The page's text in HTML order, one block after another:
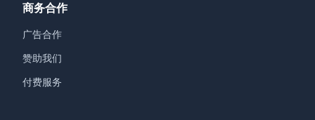
商务合作
广告合作
赞助我们
付费服务